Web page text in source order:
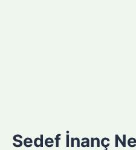
Sedef İnanç